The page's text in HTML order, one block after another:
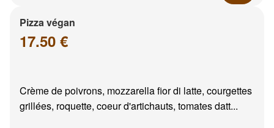
Pizza végan
17.50 €
Crème de poivrons, mozzarella fior di latte, courgettes
grillées, roquette, coeur d'artichauts, tomates datt...